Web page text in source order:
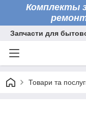
Комплекты
Запчасти для
Товари та